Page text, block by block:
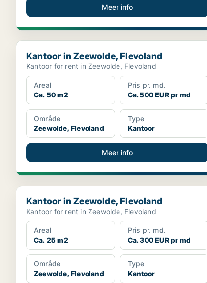
Meer info
Kantoor in Zeewolde, Flevoland
Kantoor in Zeewolde, Flevoland
Kantoor for rent in Zeewolde, Flevoland
Areal
Ca. 50 m2
Pris pr. md.
Ca. 500 EUR pr md
Område
Zeewolde, Flevoland
Type
Kantoor
Meer info
Kantoor in Zeewolde, Flevoland
Kantoor in Zeewolde, Flevoland
Kantoor for rent in Zeewolde, Flevoland
Areal
Ca. 25 m2
Pris pr. md.
Ca. 300 EUR pr md
Område
Zeewolde, Flevoland
Type
Kantoor